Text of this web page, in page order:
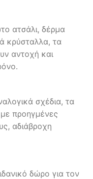
ατσάλι, δέρμα
κρύσταλλα, τα
αντοχή και
σχέδια, τα
με προηγμένες
αδιάβροχη
δώρο για τον